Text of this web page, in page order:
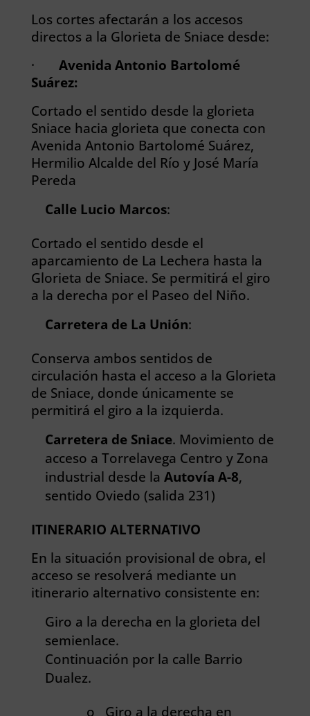
Los cortes afectarán a los accesos
directos a la Glorieta de Sniace desde:
· Avenida Antonio Bartolomé
Suárez:
Cortado el sentido desde la glorieta
Sniace hacia glorieta que conecta con
Avenida Antonio Bartolomé Suárez,
Hermilio Alcalde del Río y José María
Pereda
Calle Lucio Marcos:
Cortado el sentido desde el
aparcamiento de La Lechera hasta la
Glorieta de Sniace. Se permitirá el giro
a la derecha por el Paseo del Niño.
Carretera de La Unión:
Conserva ambos sentidos de
circulación hasta el acceso a la Glorieta
de Sniace, donde únicamente se
permitirá el giro a la izquierda.
Carretera de Sniace. Movimiento de
acceso a Torrelavega Centro y Zona
industrial desde la Autovía A-8,
sentido Oviedo (salida 231)
ITINERARIO ALTERNATIVO
En la situación provisional de obra, el
acceso se resolverá mediante un
itinerario alternativo consistente en:
Giro a la derecha en la glorieta del
semienlace.
Continuación por la calle Barrio
Dualez.
o Giro a la derecha en